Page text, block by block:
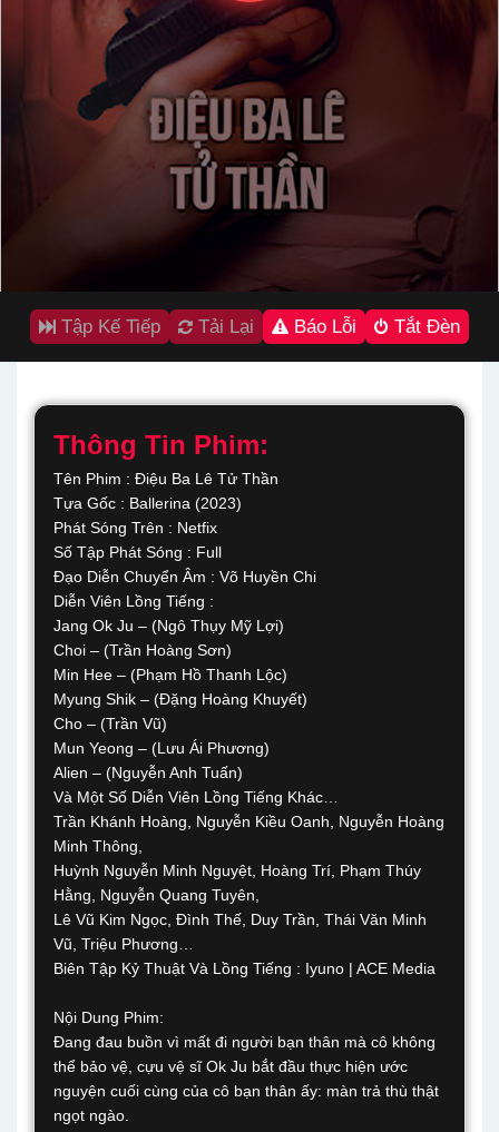
Tập Kế Tiếp Tải Lại Báo Lỗi Tắt Đèn
Thông Tin Phim:
Tên Phim : Điệu Ba Lê Tử Thần
Tựa Gốc : Ballerina (2023)
Phát Sóng Trên : Netfix
Số Tập Phát Sóng : Full
Đạo Diễn Chuyển Âm : Võ Huyền Chi
Diễn Viên Lồng Tiếng :
Jang Ok Ju – (Ngô Thụy Mỹ Lợi)
Choi – (Trần Hoàng Sơn)
Min Hee – (Phạm Hồ Thanh Lộc)
Myung Shik – (Đặng Hoàng Khuyết)
Cho – (Trần Vũ)
Mun Yeong – (Lưu Ái Phương)
Alien – (Nguyễn Anh Tuấn)
Và Một Số Diễn Viên Lồng Tiếng Khác…
Trần Khánh Hoàng, Nguyễn Kiều Oanh, Nguyễn Hoàng
Minh Thông,
Huỳnh Nguyễn Minh Nguyệt, Hoàng Trí, Phạm Thúy
Hằng, Nguyễn Quang Tuyên,
Lê Vũ Kim Ngọc, Đình Thế, Duy Trần, Thái Văn Minh
Vũ, Triệu Phương…
Biên Tập Kỷ Thuật Và Lồng Tiếng : Iyuno | ACE Media
Nội Dung Phim:
Đang đau buồn vì mất đi người bạn thân mà cô không
thể bảo vệ, cựu vệ sĩ Ok Ju bắt đầu thực hiện ước
nguyện cuối cùng của cô bạn thân ấy: màn trả thù thật
ngọt ngào.